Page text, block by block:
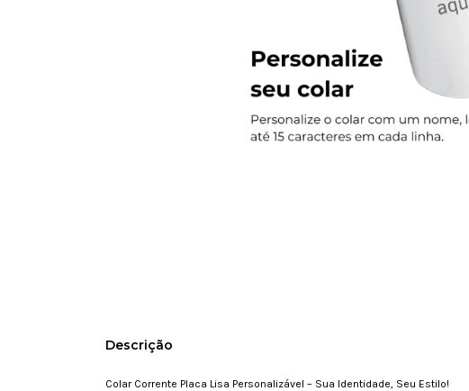
Descrição
Colar Corrente Placa Lisa Personalizável – Sua Identidade, Seu Estilo!